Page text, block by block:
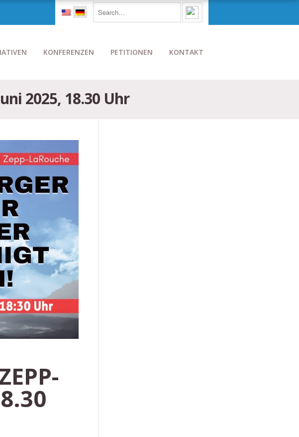
KONFERENZEN PETITIONEN KONTAKT
2025, 18.30 Uhr